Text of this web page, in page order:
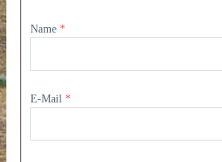
Name*
E-Mail*